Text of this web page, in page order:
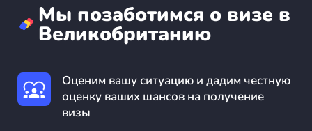
Мы позаботимся о визе в
Великобританию
Оценим вашу ситуацию и дадим честную
оценку ваших шансов на получение
визы
Whatsapp Telegram